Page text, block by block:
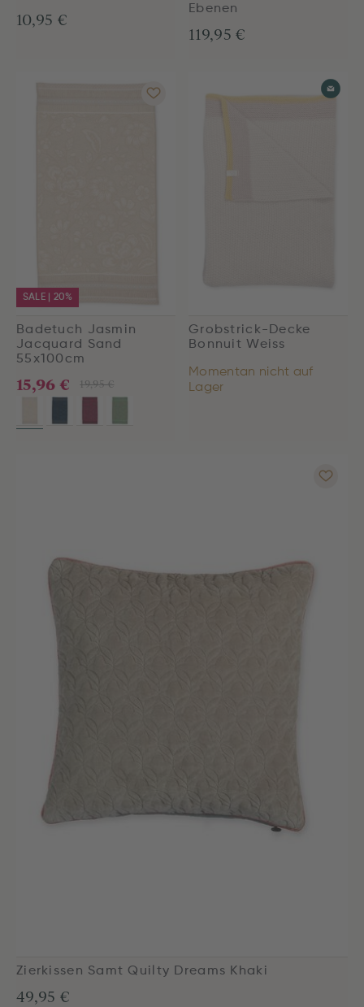
10,95 €
Ebenen
119,95 €
SALE | 20%
Badetuch Jasmin
Jacquard Sand
55x100cm
19,95 €
15,96 €
Grobstrick-Decke
Bonnuit Weiss
Momentan nicht auf
Lager
Zierkissen Samt Quilty Dreams Khaki
49,95 €